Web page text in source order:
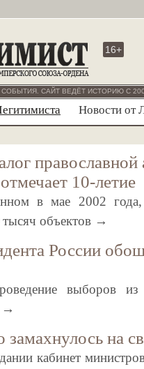
16+
САЙТ ВЕДЁТ ИСТОРИЮ С
Новости от
православной
10-летие
в мае 2002
тысяч объектов →
России
выборов
→
замахнулось на
кабинет